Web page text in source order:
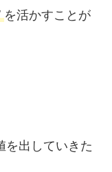
を活かすことが
を出していきた